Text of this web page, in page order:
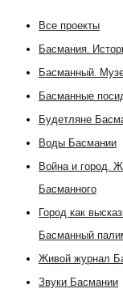
Все проекты
Басмания.
Басманный.
Басманные
Будетляне
Воды Басмании
Война и город.
Басманного
Город как
Басманный
Живой журнал
Звуки Басмании